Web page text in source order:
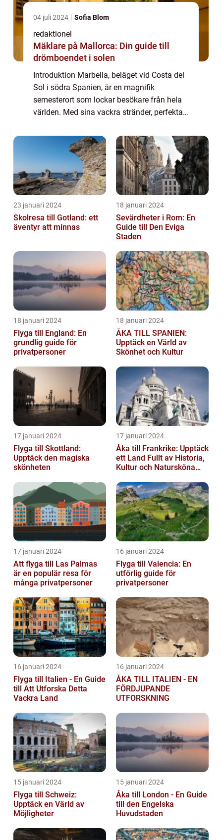
04 juli 2024 Sofia Blom
redaktionel
Mäklare på Mallorca: Din guide till
drömboendet i solen
Introduktion Marbella, beläget vid Costa del
Sol i södra Spanien, är en magnifik
semesterort som lockar besökare från hela
världen. Med sina vackra stränder, perfekta
blivit ett av de mest populära resmålen för ...
23 januari 2024
Skolresa till Gotland: ett
äventyr att minnas
18 januari 2024
Sevärdheter i Rom: En
Guide till Den Eviga
Staden
18 januari 2024
Flyga till England: En
grundlig guide för
privatpersoner
18 januari 2024
ÅKA TILL SPANIEN:
Upptäck en Värld av
Skönhet och Kultur
17 januari 2024
Flyga till Skottland:
Upptäck den magiska
skönheten
17 januari 2024
Åka till Frankrike: Upptäck
ett Land Fullt av Historia,
Kultur och Natursköna
17 januari 2024
Att flyga till Las Palmas
är en populär resa för
många privatpersoner
16 januari 2024
Flyga till Valencia: En
utförlig guide för
privatpersoner
16 januari 2024
Flyga till Italien - En Guide
till Att Utforska Detta
Vackra Land
16 januari 2024
ÅKA TILL ITALIEN - EN
FÖRDJUPANDE
UTFORSKNING
15 januari 2024
Flyga till Schweiz:
Upptäck en Värld av
Möjligheter
15 januari 2024
Åka till London - En Guide
till den Engelska
Huvudstaden